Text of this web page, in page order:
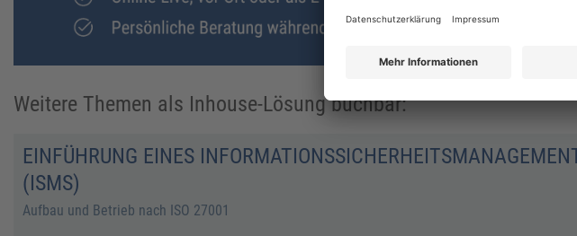
Weitere Themen als Inhouse-Lösung buchbar:
EINFÜHRUNG EINES
(ISMS)
Aufbau und Betrieb nach ISO 27001